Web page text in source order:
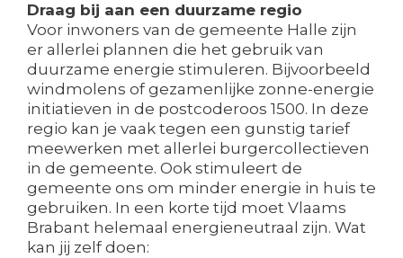
Draag bij aan een duurzame regio
Voor inwoners van de gemeente Halle zijn
er allerlei plannen die het gebruik van
duurzame energie stimuleren. Bijvoorbeeld
windmolens of gezamenlijke zonne-energie
initiatieven in de postcoderoos 1500. In deze
regio kan je vaak tegen een gunstig tarief
meewerken met allerlei burgercollectieven
in de gemeente. Ook stimuleert de
gemeente ons om minder energie in huis te
gebruiken. In een korte tijd moet Vlaams
Brabant helemaal energieneutraal zijn. Wat
kan jij zelf doen: